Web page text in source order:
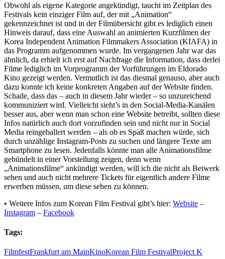
Obwohl als eigene Kategorie angekündigt, taucht im Zeitplan des
Festivals kein einziger Film auf, der mit „Animation“
gekennzeichnet ist und in der Filmübersicht gibt es lediglich einen
Hinweis darauf, dass eine Auswahl an animierten Kurzfilmen der
Korea Independent Animation Filmmakers Association (KIAFA) in
das Programm aufgenommen wurde. Im vergangenen Jahr war das
ähnlich, da erhielt ich erst auf Nachfrage die Information, dass derlei
Filme lediglich im Vorprogramm der Vorführungen im Eldorado
Kino gezeigt werden. Vermutlich ist das diesmal genauso, aber auch
dazu konnte ich keine konkreten Angaben auf der Website finden.
Schade, dass das – auch in diesem Jahr wieder – so unzureichend
kommuniziert wird. Vielleicht sieht’s in den Social-Media-Kanälen
besser aus, aber wenn man schon eine Website betreibt, sollten diese
Infos natürlich auch dort vorzufinden sein und nicht nur in Social
Media reingeballert werden – als ob es Spaß machen würde, sich
durch unzählige Instagram-Posts zu suchen und längere Texte am
Smartphone zu lesen. Jedenfalls könnte man alle Animationsfilme
gebündelt in einer Vorstellung zeigen, denn wenn
„Animationsfilme“ ankündigt werden, will ich die nicht als Beiwerk
sehen und auch nicht mehrere Tickets für eigentlich andere Filme
erwerben müssen, um diese sehen zu können.
• Weitere Infos zum Korean Film Festival gibt’s hier: Website –
Instagram – Facebook
Tags:
FilmfestFrankfurt am MainKinoKorean Film FestivalProject K